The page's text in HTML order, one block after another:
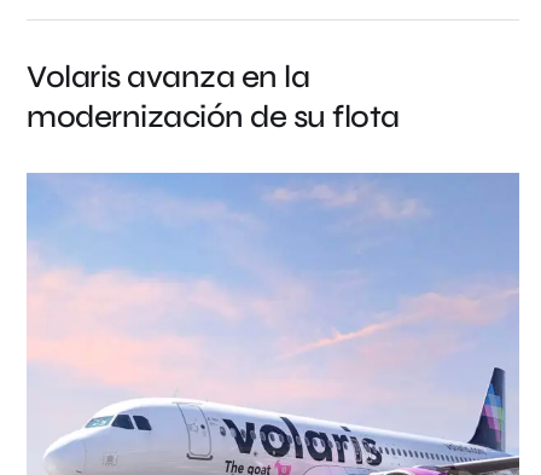
Volaris avanza en la
modernización de su flota